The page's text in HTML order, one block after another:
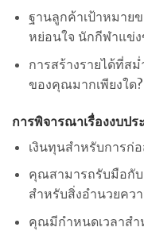
ฐานลูกค้าเป้าหมาย
หย่อนใจ นักกีฬาแข่
การสร้างรายได้ที่ส
ของคุณมากเพียงใด?
การพิจารณาเรื่องงบป
เงินทุนสำหรับการก่
คุณสามารถรับมือกับ
สำหรับสิ่งอำนวยคว
คุณมีกำหนดเวลาสำ